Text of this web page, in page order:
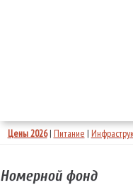
Цены 2026| Питание |
Номерной фонд